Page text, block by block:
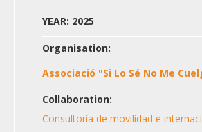
YEAR: 2025
Organisation:
Associació "Si Lo Sé No Me
Collaboration:
Consultoría de movilidad e